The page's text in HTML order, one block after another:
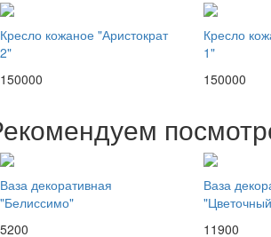
Кресло кожаное "Аристократ
2"
150000
Кресло
1"
150000
Ваза декоративная
"Белиссимо"
5200
Ваза
11900